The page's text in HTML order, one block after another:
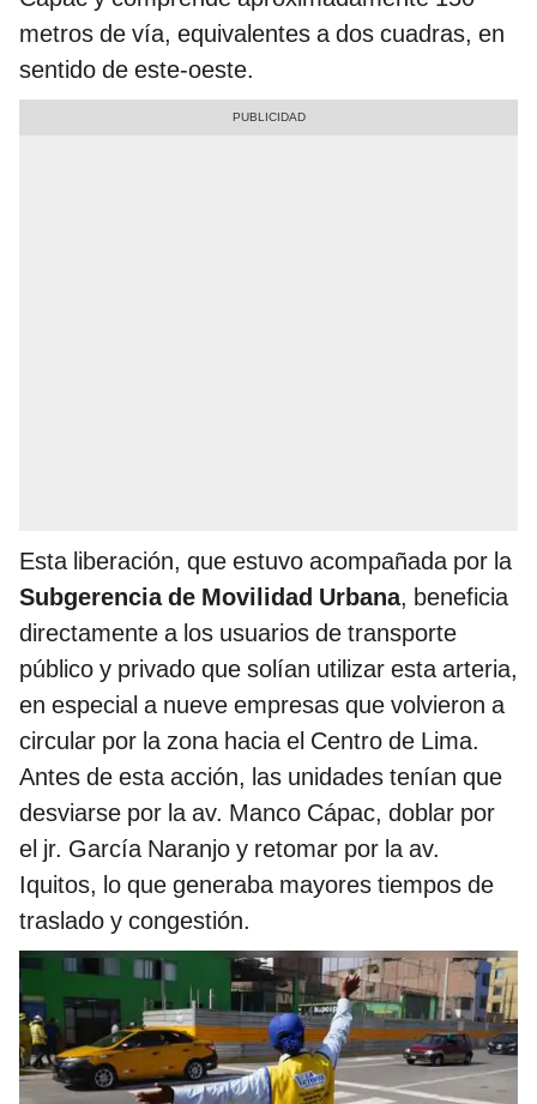
metros de vía, equivalentes a dos cuadras, en
sentido de este-oeste.
Esta liberación, que estuvo acompañada por la
Subgerencia de Movilidad Urbana, beneficia
directamente a los usuarios de transporte
público y privado que solían utilizar esta arteria,
en especial a nueve empresas que volvieron a
circular por la zona hacia el Centro de Lima.
Antes de esta acción, las unidades tenían que
desviarse por la av. Manco Cápac, doblar por
el jr. García Naranjo y retomar por la av.
Iquitos, lo que generaba mayores tiempos de
traslado y congestión.